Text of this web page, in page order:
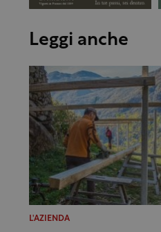
Leggi anche
L'AZIENDA